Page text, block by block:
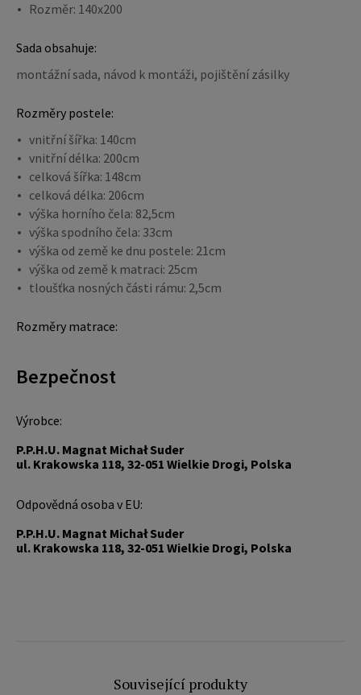
Rozměr: 140x200
Sada obsahuje:
montážní sada, návod k montáži, pojištění zásilky
Rozměry postele:
vnitřní šířka: 140cm
vnitřní délka: 200cm
celková šířka: 148cm
celková délka: 206cm
výška horního čela: 82,5cm
výška spodního čela: 33cm
výška od země ke dnu postele: 21cm
výška od země k matraci: 25cm
tloušťka nosných části rámu: 2,5cm
Rozměry matrace:
Bezpečnost
Výrobce:
P.P.H.U. Magnat Michał Suder
ul. Krakowska 118, 32-051 Wielkie Drogi, Polska
Odpovědná osoba v EU:
P.P.H.U. Magnat Michał Suder
ul. Krakowska 118, 32-051 Wielkie Drogi, Polska
Související produkty